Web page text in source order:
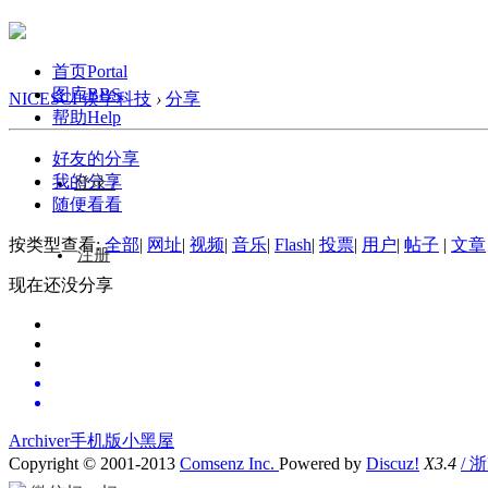
首页Portal
图库BBS
帮助Help
登录 /
注册
NICESCI 镁学科技 › 分享
好友的分享
我的分享
随便看看
按类型查看:全部| 网址| 视频| 音乐| Flash| 投票| 用户| 帖子 | 文章
现在还没分享
Archiver手机版小黑屋
Copyright © 2001-2013 Comsenz Inc. Powered by Discuz! X3.4 /